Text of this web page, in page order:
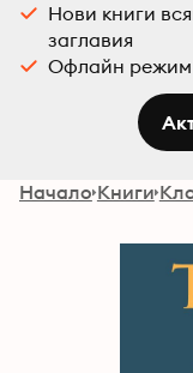
Нови книги
заглавия
Офлайн режим
Начало Книги